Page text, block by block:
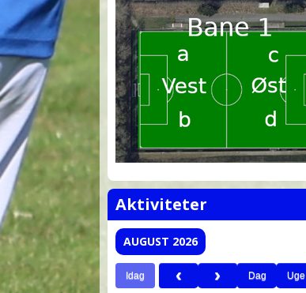
Aktiviteter
AUGUST 2026
Idag Dag Uge